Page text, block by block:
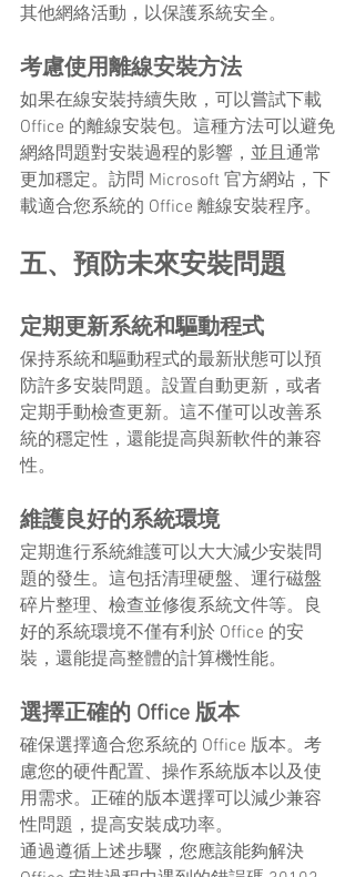
其他網絡活動，以保護系統安全。
考慮使用離線安裝方法
如果在線安裝持續失敗，可以嘗試下載
Office 的離線安裝包。這種方法可以避免
網絡問題對安裝過程的影響，並且通常
更加穩定。訪問 Microsoft 官方網站，下
載適合您系統的 Office 離線安裝程序。
五、預防未來安裝問題
定期更新系統和驅動程式
保持系統和驅動程式的最新狀態可以預
防許多安裝問題。設置自動更新，或者
定期手動檢查更新。這不僅可以改善系
統的穩定性，還能提高與新軟件的兼容
性。
維護良好的系統環境
定期進行系統維護可以大大減少安裝問
題的發生。這包括清理硬盤、運行磁盤
碎片整理、檢查並修復系統文件等。良
好的系統環境不僅有利於 Office 的安
裝，還能提高整體的計算機性能。
選擇正確的 Office 版本
確保選擇適合您系統的 Office 版本。考
慮您的硬件配置、操作系統版本以及使
用需求。正確的版本選擇可以減少兼容
性問題，提高安裝成功率。
通過遵循上述步驟，您應該能夠解決